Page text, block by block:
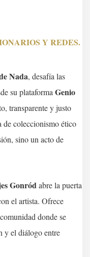
Y REDES.
Nada, desafía las
su plataforma Genio
transparente y justo
de coleccionismo ético
sino un acto de
Gonródabre la puerta
el artista. Ofrece
donde se
y el diálogo entre